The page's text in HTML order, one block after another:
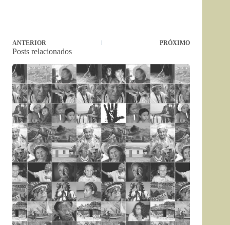
ANTERIOR PRÓXIMO
Posts relacionados